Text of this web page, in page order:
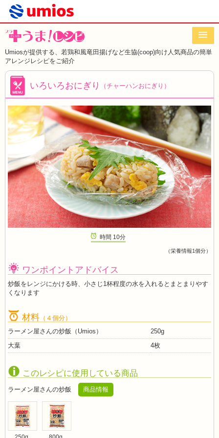
Umiosが提供する、若鶏和風竜田揚げなど生協(coop)向け人気商品の簡単
アレンジレシピをご紹介
いろいろおにぎり （チャーハンおにぎり）
時間 10分
（栄養情報1個分）
ワンポイントアドバイス
炒飯をレンジにかける時、小さじ1杯程度の水を入れるとまとまりやす
くなります
材料（４個分）
ラーメン屋さんの炒飯（Umios）
250g
大葉
4枚
このレシピに使用している商品
ラーメン屋さんの炒飯 商品情報